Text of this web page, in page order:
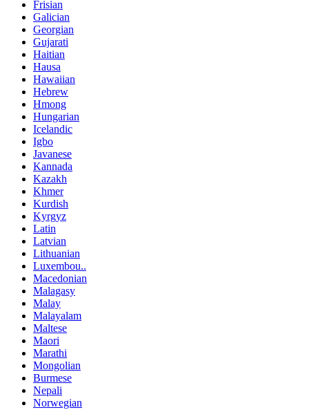
Frisian
Galician
Georgian
Gujarati
Haitian
Hausa
Hawaiian
Hebrew
Hmong
Hungarian
Icelandic
Igbo
Javanese
Kannada
Kazakh
Khmer
Kurdish
Kyrgyz
Latin
Latvian
Lithuanian
Luxembou..
Macedonian
Malagasy
Malay
Malayalam
Maltese
Maori
Marathi
Mongolian
Burmese
Nepali
Norwegian